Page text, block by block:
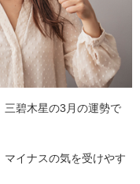
三碧木星の3月の運勢で
イナスの気を受けやす